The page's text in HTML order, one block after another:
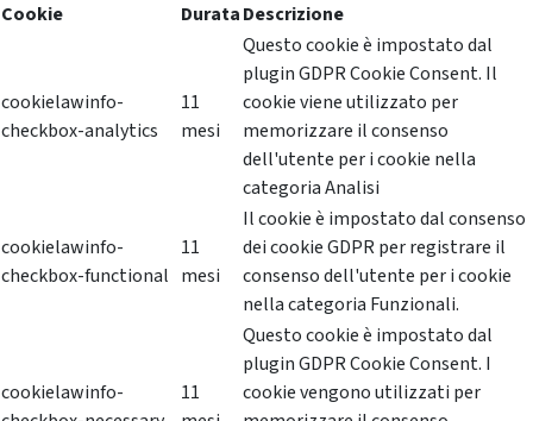
Cookie
DurataDescrizione
cookielawinfo-
checkbox-analytics
11
mesi
Questo cookie è impostato dal
plugin GDPR Cookie Consent. Il
cookie viene utilizzato per
memorizzare il consenso
dell'utente per i cookie nella
categoria Analisi
cookielawinfo-
checkbox-functional
11
mesi
Il cookie è impostato dal consenso
dei cookie GDPR per registrare il
consenso dell'utente per i cookie
nella categoria Funzionali.
cookielawinfo-
11
Questo cookie è impostato dal
plugin GDPR Cookie Consent. I
cookie vengono utilizzati per